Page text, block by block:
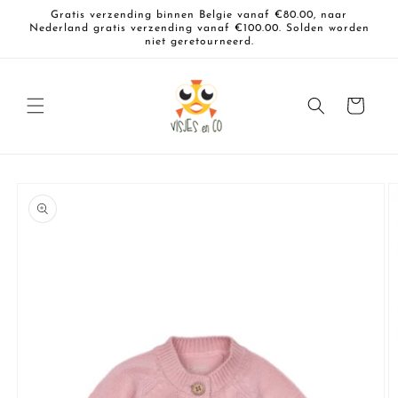
naar de
content
Gratis verzending binnen Belgie vanaf €80.00, naar
Nederland gratis verzending vanaf €100.00. Solden worden
niet geretourneerd.
Winkelwagen